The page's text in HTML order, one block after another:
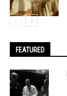
FEATURED